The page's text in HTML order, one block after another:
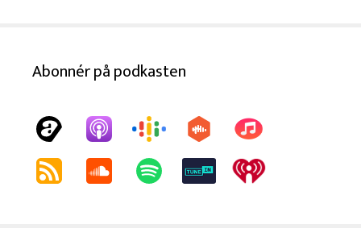
Abonnér på podkasten